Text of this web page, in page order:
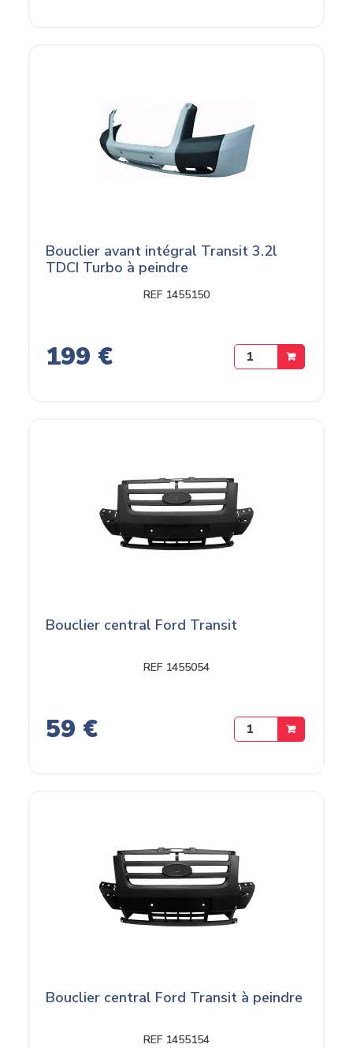
Bouclier avant intégral Transit 3.2l
TDCI Turbo à peindre
REF 1455150
199 €
Bouclier central Ford Transit
REF 1455054
59 €
Bouclier central Ford Transit à peindre
REF 1455154